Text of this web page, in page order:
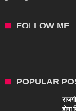
FOLLOW ME
POPULAR
होगा